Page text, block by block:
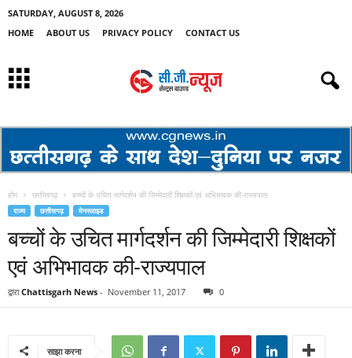
SATURDAY, AUGUST 8, 2026
HOME
ABOUT US PRIVACY POLICY CONTACT US
होम छत्तीसगढ़ बच्चों के उचित मार्गदर्शन की जिम्मेदारी शिक्षकों एवं अभिभावक की-राज्यपाल
राज्य छत्तीसगढ़ मेनस्लाइड
बच्चों के उचित मार्गदर्शन की जिम्मेदारी शिक्षकों
एवं अभिभावक की-राज्यपाल
द्वारा Chattisgarh News - November 11, 2017 0
साझा करना